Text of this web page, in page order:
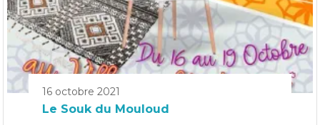
16 octobre 2021
Le Souk du Mouloud